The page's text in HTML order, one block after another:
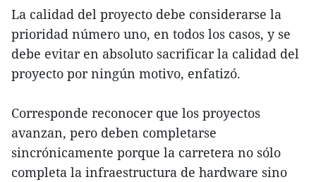
La calidad del proyecto debe considerarse la
prioridad número uno, en todos los casos, y se
debe evitar en absoluto sacrificar la calidad del
proyecto por ningún motivo, enfatizó.
Corresponde reconocer que los proyectos
avanzan, pero deben completarse
sincrónicamente porque la carretera no sólo
completa la infraestructura de hardware sino